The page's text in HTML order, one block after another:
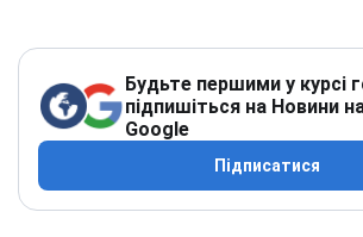
Будьте першими у курсі
підпишіться на Новини
Google
Підписатися